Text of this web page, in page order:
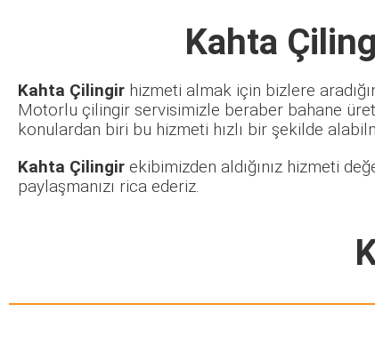
Kahta
Kahta Çilingir hizmeti almak için bizlere
Motorlu çilingir servisimizle beraber bahane
konulardan biri bu hizmeti hızlı bir şekilde
Kahta Çilingir ekibimizden aldığınız hizmeti
paylaşmanızı rica ederiz.